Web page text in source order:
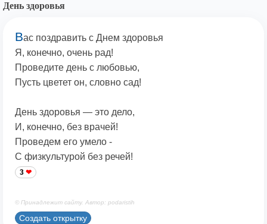
День здоровья
Вас поздравить с Днем здоровья
Я, конечно, очень рад!
Проведите день с любовью,
Пусть цветет он, словно сад!
День здоровья — это дело,
И, конечно, без врачей!
Проведем его умело -
С физкультурой без речей!
3
© Принадлежит сайту. Автор: podaristih
Создать открытку